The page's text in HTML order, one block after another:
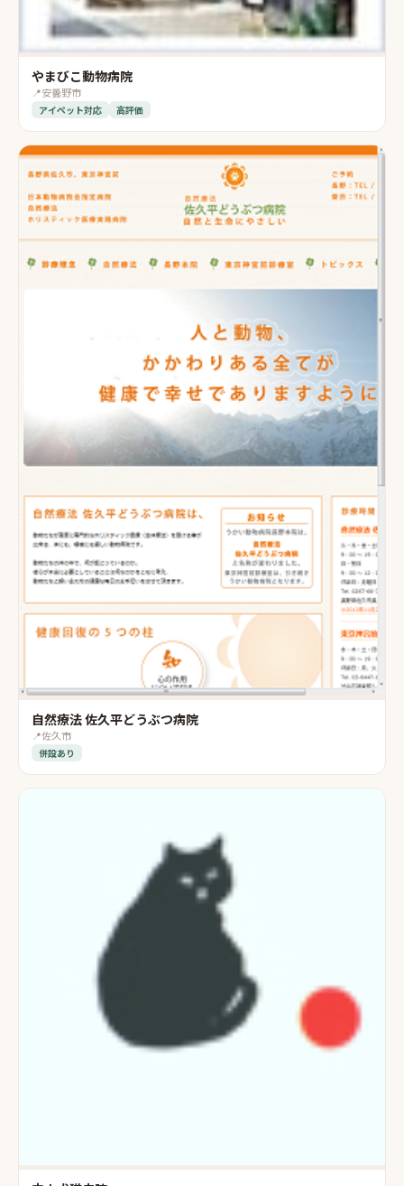
やまびこ動物病院
📍安曇野市
アイペット対応 高評価
自然療法 佐久平どうぶつ病院
📍佐久市
併設あり